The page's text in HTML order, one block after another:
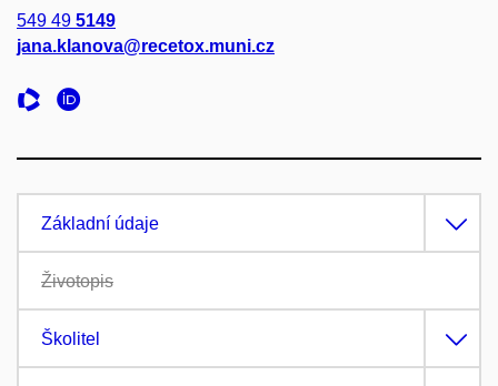
549 49 5149
jana.klanova@recetox.muni.cz
Základní údaje
Životopis
Školitel